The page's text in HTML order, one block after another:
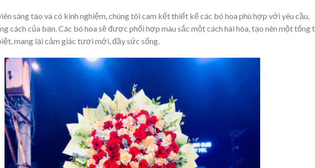
sáng tạo và có kinh nghiệm, chúng tôi cam kết thiết kế các bó hoa phù hợp với yêu cầu,
cách của bạn. Các bó hoa sẽ được phối hợp màu sắc một cách hài hòa, tạo nên một tổng
mang lại cảm giác tươi mới, đầy sức sống.